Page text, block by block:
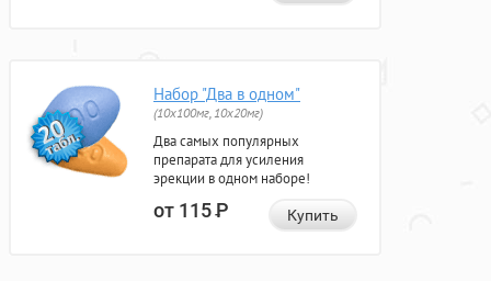
Набор "Два в одном"
(10x100мг, 10x20мг)
Два самых популярных
препарата для усиления
эрекции в одном наборе!
от 115Р Купить